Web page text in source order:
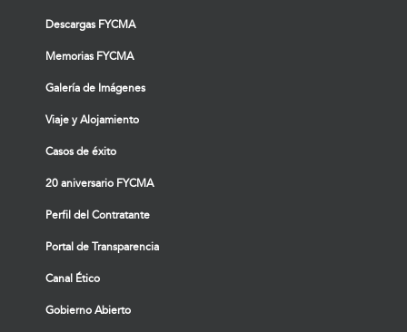
Descargas FYCMA
Memorias FYCMA
Galería de Imágenes
Viaje y Alojamiento
Casos de éxito
20 aniversario FYCMA
Perfil del Contratante
Portal de Transparencia
Canal Ético
Gobierno Abierto